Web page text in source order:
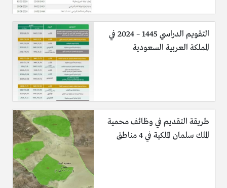
التقويم الدراسي 1445 – 2024 في
المملكة العربية السعودية
طريقة التقديم في وظائف محمية
الملك سلمان الملكية في 4 مناطق